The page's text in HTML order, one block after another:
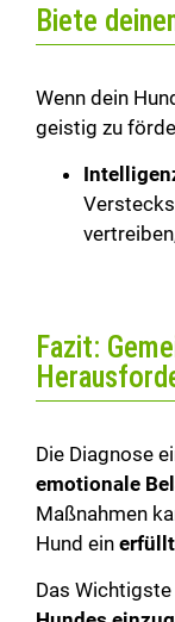
Biete
Wenn dein
geistig zu
Fazit:
Die Diagnose
emotionale
Maßnahmen
Hund ein
Das